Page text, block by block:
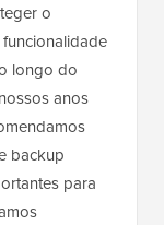
o
longo do
anos
backup
para